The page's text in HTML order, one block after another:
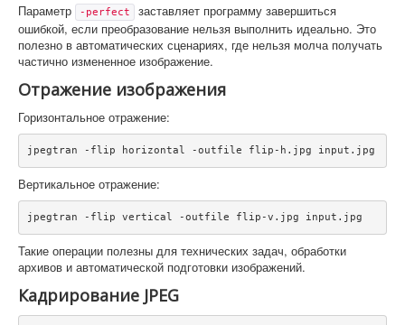
Параметр -perfect
заставляет программу завершиться
ошибкой, если преобразование нельзя выполнить идеально. Это
полезно в автоматических сценариях, где нельзя молча получать
частично измененное изображение.
Отражение изображения
Горизонтальное отражение:
jpegtran -flip horizontal -outfile flip-h.jpg input.jpg
Вертикальное отражение:
jpegtran -flip vertical -outfile flip-v.jpg input.jpg
Такие операции полезны для технических задач, обработки
архивов и автоматической подготовки изображений.
Кадрирование JPEG